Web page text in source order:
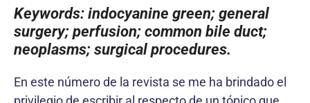
Keywords: indocyanine green; general
surgery; perfusion; common bile duct;
neoplasms; surgical procedures.
En este número de la revista se me ha brindado el